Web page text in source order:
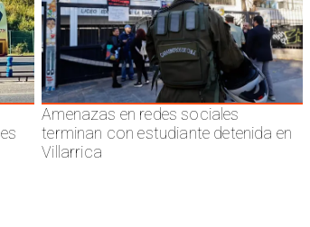
Amenazas en redes sociales
terminan con estudiante detenida en
Villarrica